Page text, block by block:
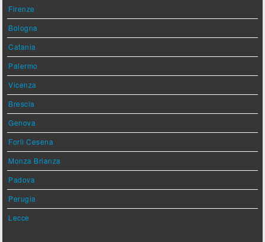
Firenze
Bologna
Catania
Palermo
Vicenza
Brescia
Genova
Forlì Cesena
Monza Brianza
Padova
Perugia
Lecce